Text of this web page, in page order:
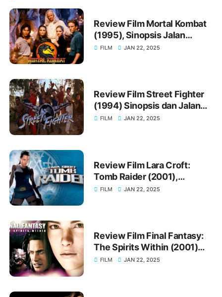
Review Film Mortal Kombat
(1995), Sinopsis Jalan
Cerita Movienya
FILM JAN 22, 2025
Review Film Street Fighter
(1994) Sinopsis dan Jalan
Cerita yang Ikonik
FILM JAN 22, 2025
Review Film Lara Croft:
Tomb Raider (2001),
Sinopsis Jalan Cerita
FILM JAN 22, 2025
Review Film Final Fantasy:
The Spirits Within (2001)
Sinopsis Jalan Cerita dan
FILM JAN 22, 2025